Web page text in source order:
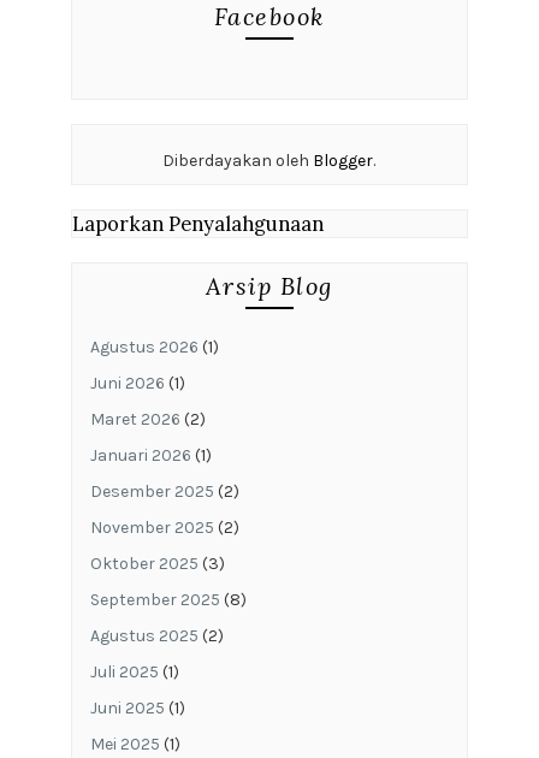
Facebook
Diberdayakan oleh Blogger.
Laporkan Penyalahgunaan
Arsip Blog
Agustus 2026 (1)
Juni 2026 (1)
Maret 2026 (2)
Januari 2026 (1)
Desember 2025 (2)
November 2025 (2)
Oktober 2025 (3)
September 2025 (8)
Agustus 2025 (2)
Juli 2025 (1)
Juni 2025 (1)
Mei 2025 (1)